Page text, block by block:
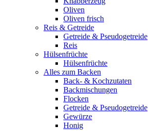
Oliven
Oliven frisch
Reis & Getreide
Getreide & Pseudogetreide
Reis
Hülsenfrüchte
Hülsenfrüchte
Alles zum Backen
Back- & Kochzutaten
Backmischungen
Flocken
Getreide & Pseudogetreide
Gewürze
Honig